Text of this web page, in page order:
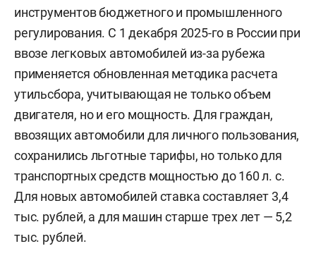
инструментов бюджетного и промышленного
регулирования. С 1 декабря 2025-го в России при
ввозе легковых автомобилей из-за рубежа
применяется обновленная методика расчета
утильсбора, учитывающая не только объем
двигателя, но и его мощность. Для граждан,
ввозящих автомобили для личного пользования,
сохранились льготные тарифы, но только для
транспортных средств мощностью до 160 л. с.
Для новых автомобилей ставка составляет 3,4
тыс. рублей, а для машин старше трех лет — 5,2
тыс. рублей.